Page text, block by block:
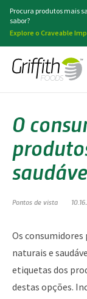
Procura produtos mais
sabor?
Explore o Craveable
O
Pontos de vista
Os
naturais e
etiquetas dos
destas opções.